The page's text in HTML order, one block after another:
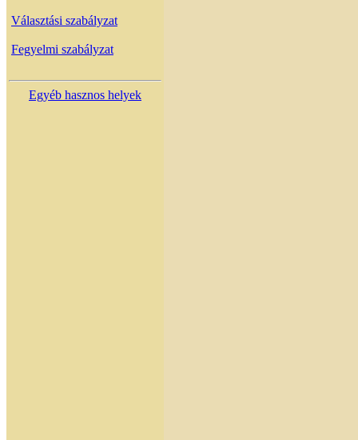
Választási szabályzat
Fegyelmi szabályzat
Egyéb hasznos helyek